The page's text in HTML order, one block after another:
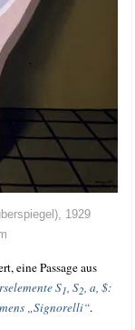
1929
eine Pas­sa­ge aus
S1, S2, a, $:
„Signo­rel­li“.